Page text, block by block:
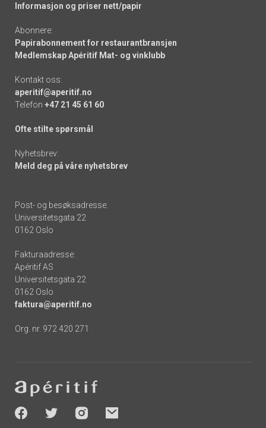
Informasjon og priser nett/papir
Abonnere:
Papirabonnement for restaurantbransjen
Medlemskap Apéritif Mat- og vinklubb
Kontakt oss:
aperitif@aperitif.no
Telefon +47 21 45 61 60
Ofte stilte spørsmål
Nyhetsbrev:
Meld deg på våre nyhetsbrev
Post- og besøksadresse:
Universitetsgata 22
0162 Oslo
Fakturaadresse:
Apéritif AS
Universitetsgata 22
0162 Oslo
faktura@aperitif.no
Org. nr. 972 420 271
-